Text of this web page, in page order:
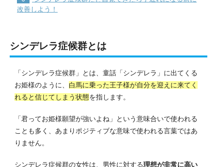
改善しよう！
シンデレラ症候群とは
「シンデレラ症候群」とは、童話「シンデレラ」に出てくる
お姫様のように、 白馬に乗った王子様が自分を迎えに来てく
れると信じてしまう状態を指します。
「君ってお姫様願望が強いよね」という意味合いで使われる
ことも多く、あまりポジティブな意味で使われる言葉ではあ
りません。
シンデレラ症候群の女性は、男性に対する理想が非常に高い